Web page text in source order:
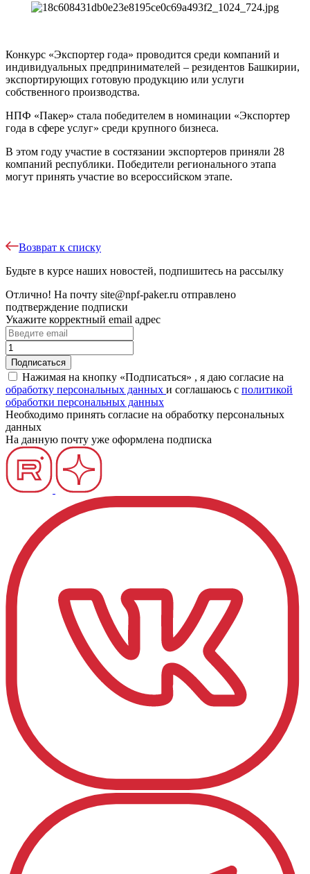
Конкурс «Экспортер года» проводится среди компаний и
индивидуальных предпринимателей – резидентов Башкирии,
экспортирующих готовую продукцию или услуги
собственного производства.
НПФ «Пакер» стала победителем в номинации «Экспортер
года в сфере услуг» среди крупного бизнеса.
В этом году участие в состязании экспортеров приняли 28
компаний республики. Победители регионального этапа
могут принять участие во всероссийском этапе.
Возврат к списку
Будьте в курсе наших новостей, подпишитесь на рассылку
Отлично! На почту site@npf-paker.ru отправлено
подтверждение подписки
Укажите корректный email адрес
Нажимая на кнопку «Подписаться» , я даю согласие на
обработку персональных данных и соглашаюсь c политикой
обработки персональных данных
Необходимо принять согласие на обработку персональных
данных
На данную почту уже оформлена подписка